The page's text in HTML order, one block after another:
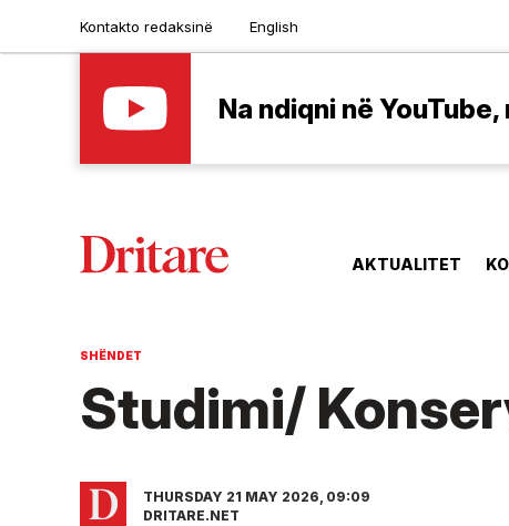
Kontakto redaksinë English
Na ndiqni në
AKTUALITET
SHËNDET
Studimi/
THURSDAY 21 MAY 2026, 09:09
DRITARE.NET